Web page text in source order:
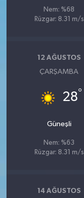
Nem: %68
Rüzgar: 8.31 m/s
12 AĞUSTOS
ÇARŞAMBA
28°
Güneşli
Nem: %63
Rüzgar: 8.31 m/s
14 AĞUSTOS